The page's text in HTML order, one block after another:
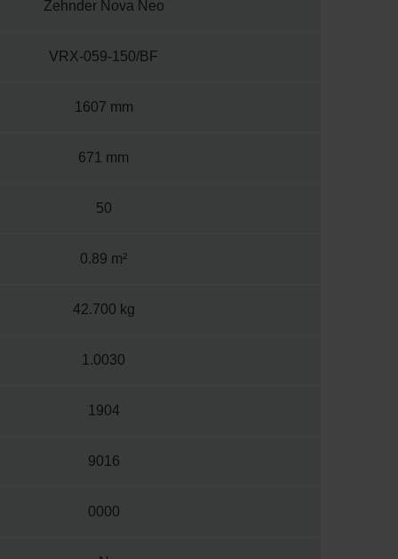
Zehnder Nova Neo
VRX-059-150/BF
1607 mm
671 mm
50
0.89 m²
42.700 kg
1.0030
1904
9016
0000